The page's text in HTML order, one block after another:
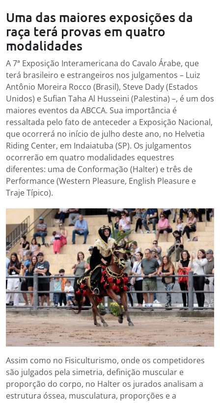
Uma das maiores exposições da
raça terá provas em quatro
modalidades
A 7ª Exposição Interamericana do Cavalo Árabe, que
terá brasileiro e estrangeiros nos julgamentos – Luiz
Antônio Moreira Rocco (Brasil), Steve Dady (Estados
Unidos) e Sufian Taha Al Husseini (Palestina) –, é um dos
maiores eventos da ABCCA. Sua importância é
ressaltada pelo fato de anteceder a Exposição Nacional,
que ocorrerá no início de julho deste ano, no Helvetia
Riding Center, em Indaiatuba (SP). Os julgamentos
ocorrerão em quatro modalidades equestres
diferentes: uma de Conformação (Halter) e três de
Performance (Western Pleasure, English Pleasure e
Traje Típico).
Assim como no Fisiculturismo, onde os competidores
são julgados pela simetria, definição muscular e
proporção do corpo, no Halter os jurados analisam a
estrutura óssea, musculatura, proporções e a